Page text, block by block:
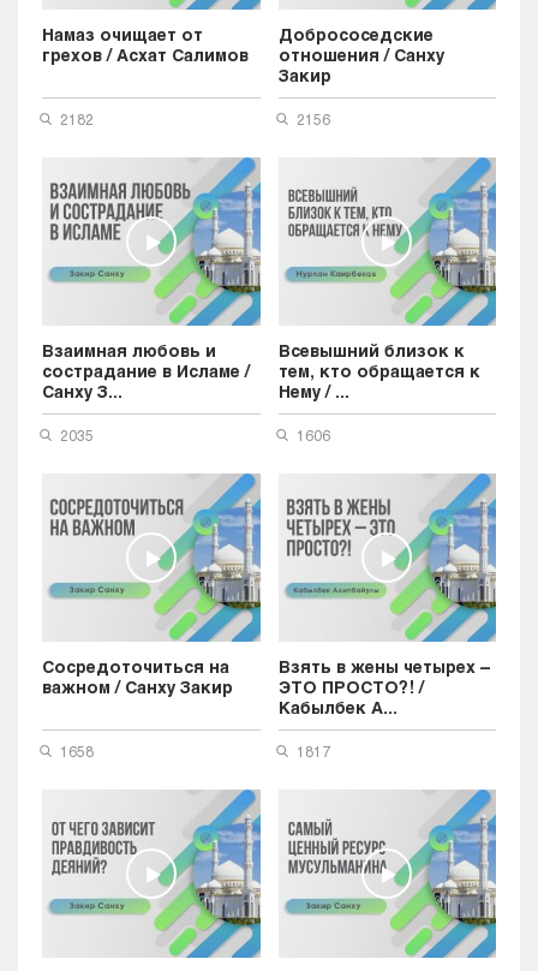
Намаз очищает от
грехов / Асхат Салимов
2182
Добрососедские
отношения / Санху
Закир
2156
Взаимная любовь и
сострадание в Исламе /
Санху З...
2035
Всевышний близок к
тем, кто обращается к
Нему / ...
1606
Сосредоточиться на
важном / Санху Закир
1658
Взять в жены четырех –
ЭТО ПРОСТО?! /
Кабылбек А...
1817